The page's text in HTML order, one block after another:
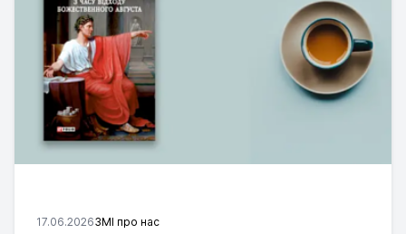
17.06.2026ЗМІ про нас